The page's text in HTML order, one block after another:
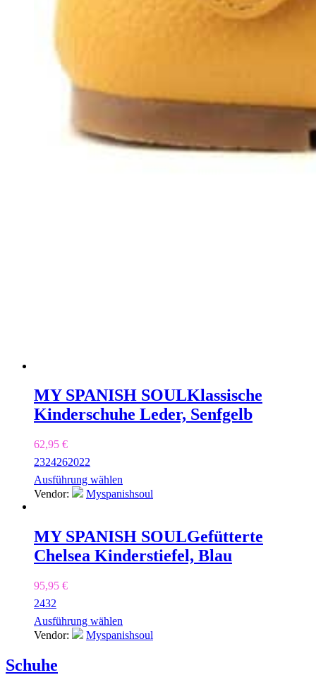
MY SPANISH SOULKlassische
Kinderschuhe Leder, Senfgelb
62,95 €
2324262022
Ausführung wählen
Vendor:
Myspanishsoul
MY SPANISH SOULGefütterte
Chelsea Kinderstiefel, Blau
95,95 €
2432
Ausführung wählen
Vendor:
Myspanishsoul
Schuhe